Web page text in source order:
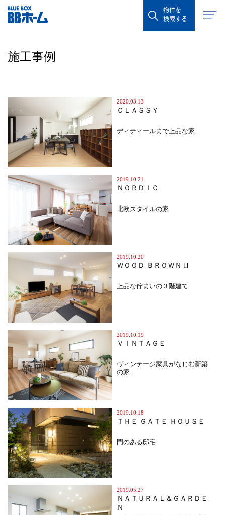
物件を
検索する
施工事例
2020.03.13
ＣＬＡＳＳＹ
ディティールまで上品な家
2019.10.21
ＮＯＲＤＩＣ
北欧スタイルの家
2019.10.20
ＷＯＯＤ ＢＲＯＷＮ II
上品な佇まいの３階建て
2019.10.19
ＶＩＮＴＡＧＥ
ヴィンテージ家具がなじむ新築
の家
2019.10.18
ＴＨＥ ＧＡＴＥ ＨＯＵＳＥ
門のある邸宅
2019.05.27
ＮＡＴＵＲＡＬ＆ＧＡＲＤＥ
Ｎ